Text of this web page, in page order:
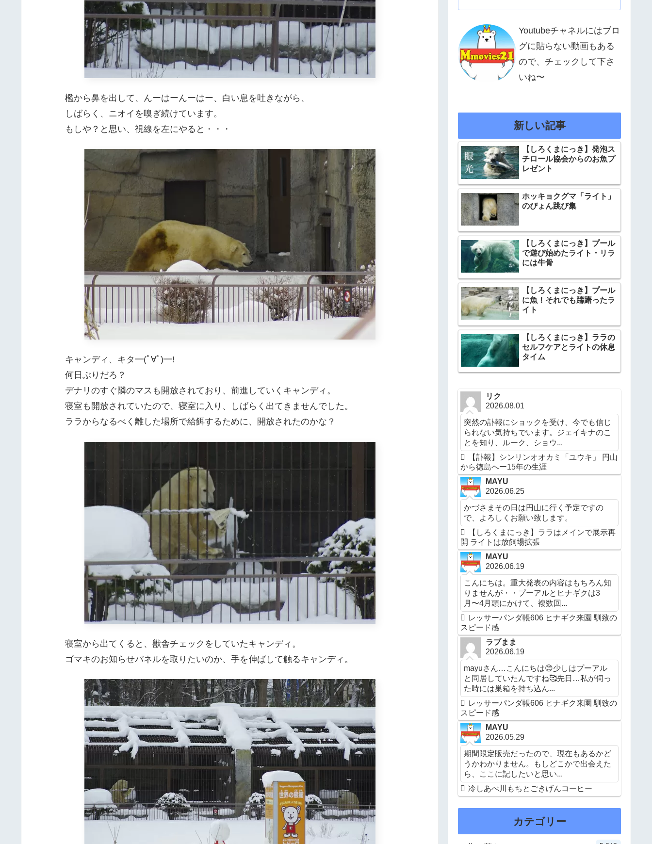
檻から鼻を出して、んーはーんーはー、白い息を吐きながら、
しばらく、ニオイを嗅ぎ続けています。
もしや？と思い、視線を左にやると・・・
キャンディ、キタ━(ﾟ∀ﾟ)━!
何日ぶりだろ？
デナリのすぐ隣のマスも開放されており、前進していくキャンディ。
寝室も開放されていたので、寝室に入り、しばらく出てきませんでした。
ララからなるべく離した場所で給餌するために、開放されたのかな？
寝室から出てくると、獣舎チェックをしていたキャンディ。
ゴマキのお知らせパネルを取りたいのか、手を伸ばして触るキャンディ。
Youtubeチャネルにはブロ
グに貼らない動画もある
ので、チェックして下さ
いね〜
新しい記事
【しろくまにっき】発泡ス
チロール協会からのお魚プ
レゼント
ホッキョクグマ「ライト」
のぴょん跳び集
【しろくまにっき】プール
で遊び始めたライト・リラ
には牛骨
【しろくまにっき】プール
に魚！それでも躊躇ったラ
イト
【しろくまにっき】ララの
セルフケアとライトの休息
タイム
リク
2026.08.01
突然の訃報にショックを受け、今でも信じ
られない気持ちでいます。ジェイキナのこ
とを知り、ルーク、ショウ...
【訃報】シンリンオオカミ「ユウキ」 円山
から徳島へー15年の生涯
MAYU
2026.06.25
かづさまその日は円山に行く予定ですの
で、よろしくお願い致します。
【しろくまにっき】ララはメインで展示再
開 ライトは放飼場拡張
MAYU
2026.06.19
こんにちは。重大発表の内容はもちろん知
りませんが・・プーアルとヒナギクは3
月〜4月頭にかけて、複数回...
レッサーパンダ帳606 ヒナギク来園 馴致の
スピード感
ラブまま
2026.06.19
mayuさん…こんにちは😊少しはプーアル
と同居していたんですね🥰先日…私が伺っ
た時には巣箱を持ち込ん...
レッサーパンダ帳606 ヒナギク来園 馴致の
スピード感
MAYU
2026.05.29
期間限定販売だったので、現在もあるかど
うかわかりません。もしどこかで出会えた
ら、ここに記したいと思い...
冷しあべ川もちとごきげんコーヒー
カテゴリー